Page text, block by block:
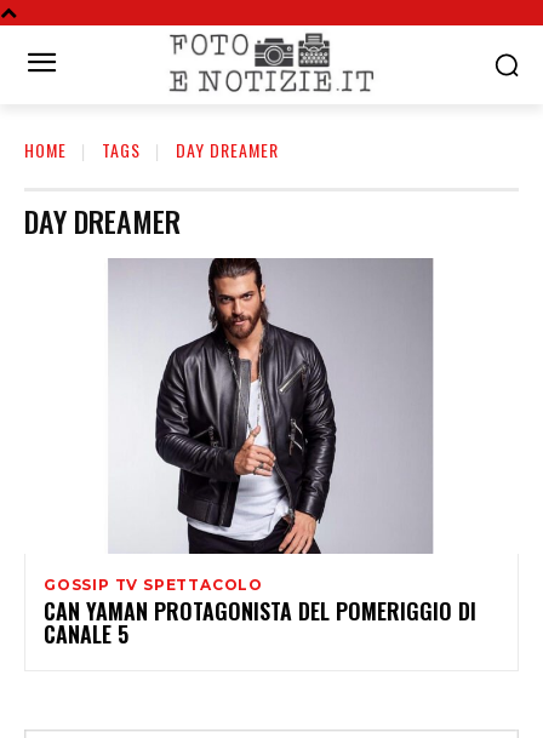
HOME TAGS DAY DREAMER
DAY DREAMER
GOSSIP TV SPETTACOLO
CAN YAMAN PROTAGONISTA DEL POMERIGGIO DI
CANALE 5